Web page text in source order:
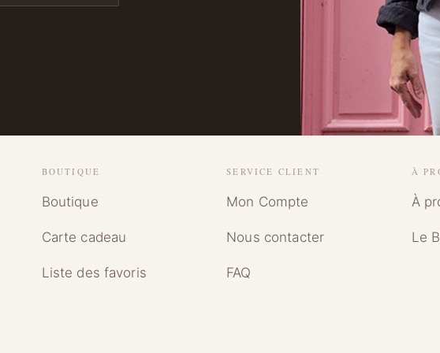
BOUTIQUE
Boutique
Carte cadeau
Liste des favoris
SERVICE CLIENT
Mon Compte
Nous contacter
FAQ
À
À
Le